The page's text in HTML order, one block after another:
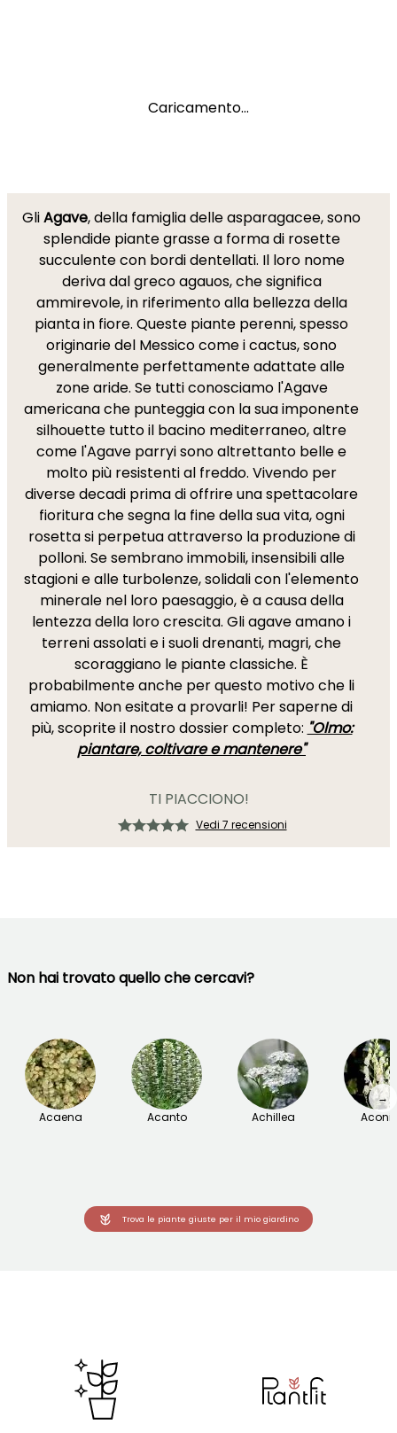
Caricamento...
GliAgave, della famiglia delle asparagacee, sono
splendide piante grasse a forma di rosette
succulente con bordi dentellati. Il loro nome
deriva dal greco agauos, che significa
ammirevole, in riferimento alla bellezza della
pianta in fiore. Queste piante perenni, spesso
originarie del Messico come i cactus, sono
generalmente perfettamente adattate alle
zone aride. Se tutti conosciamo l'Agave
americana che punteggia con la sua imponente
silhouette tutto il bacino mediterraneo, altre
come l'Agave parryi sono altrettanto belle e
molto più resistenti al freddo. Vivendo per
diverse decadi prima di offrire una spettacolare
fioritura che segna la fine della sua vita, ogni
rosetta si perpetua attraverso la produzione di
polloni. Se sembrano immobili, insensibili alle
stagioni e alle turbolenze, solidali con l'elemento
minerale nel loro paesaggio, è a causa della
lentezza della loro crescita. Gli agave amano i
terreni assolati e i suoli drenanti, magri, che
scoraggiano le piante classiche. È
probabilmente anche per questo motivo che li
amiamo. Non esitate a provarli! Per saperne di
più, scoprite il nostro dossier completo: "Olmo:
piantare, coltivare e mantenere"
TI PIACCIONO!
Vedi 7 recensioni
Non hai trovato quello che cercavi?
Acaena Acanto Achillea Aconiti
→
Trova le piante giuste per il mio giardino